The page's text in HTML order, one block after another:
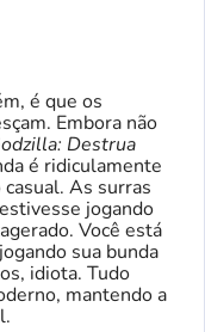
é que os
Embora não
Destrua
é ridiculamente
As surras
jogando
Você está
sua bunda
idiota. Tudo
mantendo a